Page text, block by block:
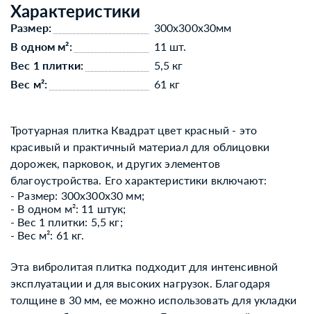
Характеристики
Размер:
300x300x30мм
В одном м²:
11 шт.
Вес 1 плитки:
5,5 кг
Вес м²:
61 кг
Тротуарная плитка Квадрат цвет красный - это
красивый и практичный материал для облицовки
дорожек, парковок, и других элементов
благоустройства. Его характеристики включают:
- Размер: 300x300x30 мм;
- В одном м²: 11 штук;
- Вес 1 плитки: 5,5 кг;
- Вес м²: 61 кг.
Эта вибролитая плитка подходит для интенсивной
эксплуатации и для высоких нагрузок. Благодаря
толщине в 30 мм, ее можно использовать для укладки